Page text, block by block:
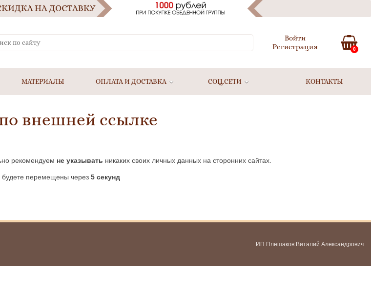
Войти
Регистрация
0
МАТЕРИАЛЫ ОПЛАТА И ДОСТАВКА СОЦ.СЕТИ КОНТАКТЫ
внешней ссылке
рекомендуем не указывать никаких своих личных данных на сторонних сайтах.
будете перемещены через 5 секунд
ИП Плешаков Виталий Александрович